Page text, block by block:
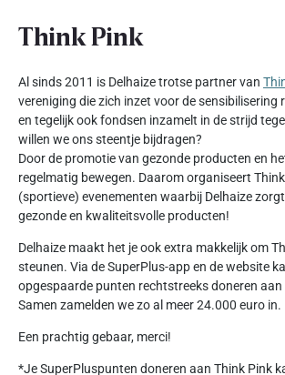
Think Pink
Al sinds 2011 is Delhaize trotse partner van
vereniging die zich inzet voor de sensibilisering
en tegelijk ook fondsen inzamelt in de strijd
willen we ons steentje bijdragen?
Door de promotie van gezonde producten en
regelmatig bewegen. Daarom organiseert
(sportieve) evenementen waarbij Delhaize
gezonde en kwaliteitsvolle producten!
Delhaize maakt het je ook extra makkelijk om
steunen. Via de SuperPlus-app en de website
opgespaarde punten rechtstreeks doneren
Samen zamelden we zo al meer 24.000 euro in.
Een prachtig gebaar, merci!
*Je SuperPluspunten doneren aan Think Pink